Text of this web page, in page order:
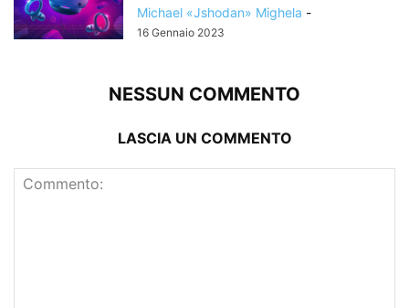
Michael «Jshodan» Mighela -
16 Gennaio 2023
NESSUN COMMENTO
LASCIA UN COMMENTO